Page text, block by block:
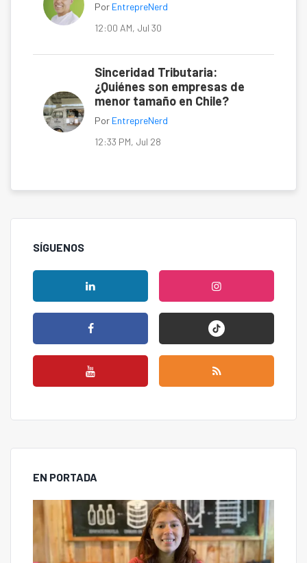
Por EntrepreNerd
12:00 AM, Jul 30
Sinceridad Tributaria:
¿Quiénes son empresas de
menor tamaño en Chile?
Por EntrepreNerd
12:33 PM, Jul 28
SÍGUENOS
EN PORTADA